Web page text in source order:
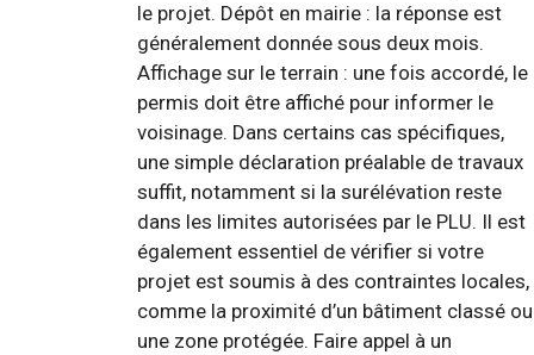
le projet. Dépôt en mairie : la réponse est
généralement donnée sous deux mois.
Affichage sur le terrain : une fois accordé, le
permis doit être affiché pour informer le
voisinage. Dans certains cas spécifiques,
une simple déclaration préalable de travaux
suffit, notamment si la surélévation reste
dans les limites autorisées par le PLU. Il est
également essentiel de vérifier si votre
projet est soumis à des contraintes locales,
comme la proximité d’un bâtiment classé ou
une zone protégée. Faire appel à un